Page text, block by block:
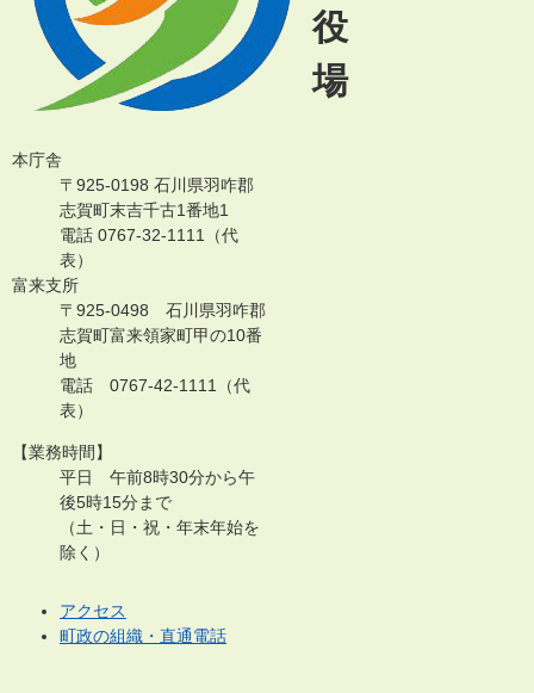
役
場
本庁舎
〒925-0198 石川県羽咋郡
志賀町末吉千古1番地1
電話 0767-32-1111（代
表）
富来支所
〒925-0498 石川県羽咋郡
志賀町富来領家町甲の10番
地
電話 0767-42-1111（代
表）
【業務時間】
平日 午前8時30分から午
後5時15分まで
（土・日・祝・年末年始を
除く）
アクセス
町政の組織・直通電話